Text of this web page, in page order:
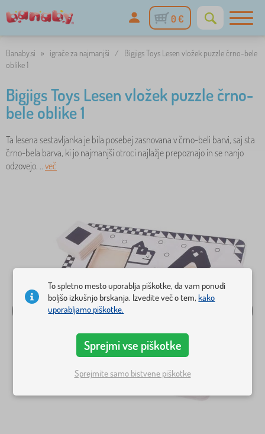
0 €
Banaby.si » igrače za najmanjši /
Bigjigs Toys Lesen vložek puzzle črno-bele
oblike 1
Bigjigs Toys Lesen vložek puzzle črno-
bele oblike 1
Ta lesena sestavljanka je bila posebej zasnovana v črno-beli barvi, saj sta
črno-bela barva, ki jo najmanjši otroci najlažje prepoznajo in se nanjo
odzovejo. .. več
To spletno mesto uporablja piškotke, da vam ponudi
boljšo izkušnjo brskanja. Izvedite več o tem,kako
uporabljamo piškotke.
Sprejmi vse piškotke
Sprejmite samo bistvene piškotke